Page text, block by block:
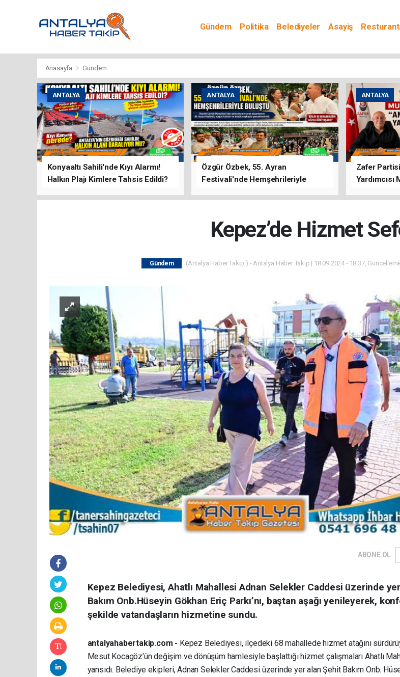
Gündem Politika Belediyeler Asayiş
Anasayfa Gündem
ANTALYA
Konyaaltı Sahili'nde Kıyı Alarmı!
Halkın Plajı Kimlere Tahsis Edildi?
ANTALYA
Özgür Özbek, 55. Ayran
Festivali'nde Hemşehrileriyle
ANTALYA
Zafer
Kepez’de Hizmet
Gündem (Antalya Haber Takip ) - Antalya Haber Takip | 18.09.2024 - 18:37,
ABONE OL
Kepez Belediyesi, Ahatlı Mahallesi Adnan Selekler Caddesi üzerinde
Bakım Onb.Hüseyin Gökhan Eriç Parkı’nı, baştan aşağı yenileyerek,
şekilde vatandaşların hizmetine sundu.
antalyahabertakip.com - Kepez Belediyesi, ilçedeki 68 mahallede hizmet atağını
Mesut Kocagöz’ün değişim ve dönüşüm hamlesiyle başlattığı hizmet çalışmaları Ahatlı
yansıdı. Belediye ekipleri, Adnan Selekler Caddesi üzerinde yer alan Şehit Bakım Onb.